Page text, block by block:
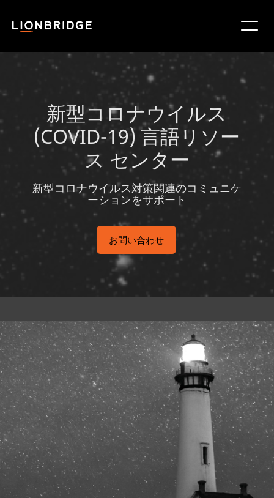
新型コロナウイルス
(COVID-19) 言語リソー
ス センター
新型コロナウイルス対策関連のコミュニケ
ーションをサポート
お問い合わせ